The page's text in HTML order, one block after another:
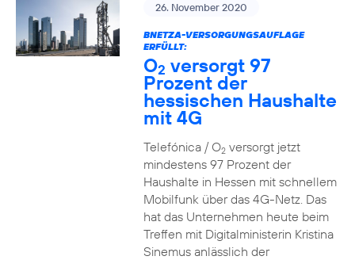
26. November 2020
BNETZA-VERSORGUNGSAUFLAGE
ERFÜLLT:
O2 versorgt 97
Prozent der
hessischen Haushalte
mit 4G
Telefónica / O2versorgt jetzt
mindestens 97 Prozent der
Haushalte in Hessen mit schnellem
Mobilfunk über das 4G-Netz. Das
hat das Unternehmen heute beim
Treffen mit Digitalministerin Kristina
Sinemus anlässlich der